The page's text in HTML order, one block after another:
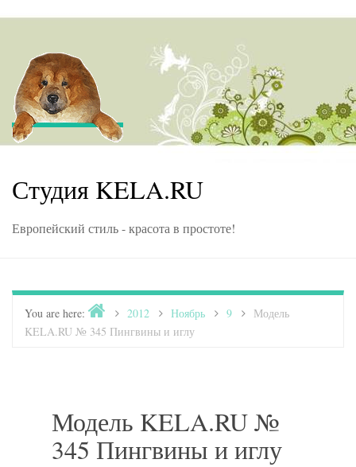
Студия KELA.RU
Европейский стиль - красота в простоте!
You are here: Home2012 Ноябрь 9
Модель
KELA.RU № 345 Пингвины и иглу
Модель KELA.RU №
345 Пингвины и иглу